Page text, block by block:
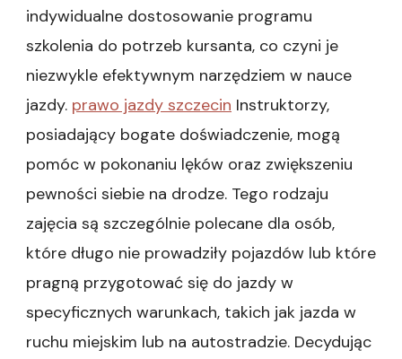
indywidualne dostosowanie programu
szkolenia do potrzeb kursanta, co czyni je
niezwykle efektywnym narzędziem w nauce
jazdy. prawo jazdy szczecin Instruktorzy,
posiadający bogate doświadczenie, mogą
pomóc w pokonaniu lęków oraz zwiększeniu
pewności siebie na drodze. Tego rodzaju
zajęcia są szczególnie polecane dla osób,
które długo nie prowadziły pojazdów lub które
pragną przygotować się do jazdy w
specyficznych warunkach, takich jak jazda w
ruchu miejskim lub na autostradzie. Decydując